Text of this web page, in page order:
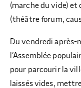
(marche du vide)
(théâtre forum,
Du vendredi
l’Assemblée
pour parcourir la
laissés vides,